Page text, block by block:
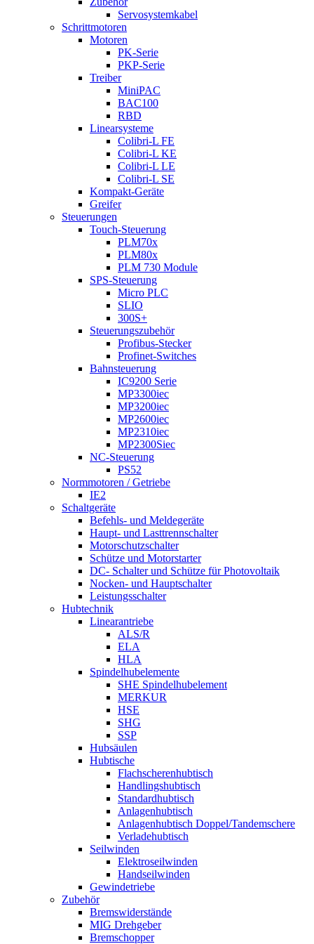
Servosystemkabel
Schrittmotoren
Motoren
PK-Serie
PKP-Serie
Treiber
MiniPAC
BAC100
RBD
Linearsysteme
Colibri-L FE
Colibri-L KE
Colibri-L LE
Colibri-L SE
Kompakt-Geräte
Greifer
Steuerungen
Touch-Steuerung
PLM70x
PLM80x
PLM 730 Module
SPS-Steuerung
Micro PLC
SLIO
300S+
Steuerungszubehör
Profibus-Stecker
Profinet-Switches
Bahnsteuerung
IC9200 Serie
MP3300iec
MP3200iec
MP2600iec
MP2310iec
MP2300Siec
NC-Steuerung
PS52
Normmotoren / Getriebe
IE2
Schaltgeräte
Befehls- und Meldegeräte
Haupt- und Lasttrennschalter
Motorschutzschalter
Schütze und Motorstarter
DC- Schalter und Schütze für Photovoltaik
Nocken- und Hauptschalter
Leistungsschalter
Hubtechnik
Linearantriebe
ALS/R
ELA
HLA
Spindelhubelemente
SHE Spindelhubelement
MERKUR
HSE
SHG
SSP
Hubsäulen
Hubtische
Flachscherenhubtisch
Handlingshubtisch
Standardhubtisch
Anlagenhubtisch
Anlagenhubtisch Doppel/Tandemschere
Verladehubtisch
Seilwinden
Elektroseilwinden
Handseilwinden
Gewindetriebe
Zubehör
Bremswiderstände
MIG Drehgeber
Bremschopper